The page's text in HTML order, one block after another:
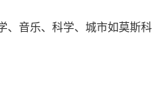
音乐、科学、城市如莫斯科